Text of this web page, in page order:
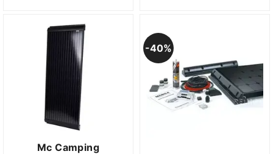
Mc Camping
40%